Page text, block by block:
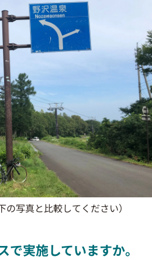
写真と比較してください）
で実施していますか。